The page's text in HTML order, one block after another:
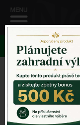
Venkovský domov
kohout